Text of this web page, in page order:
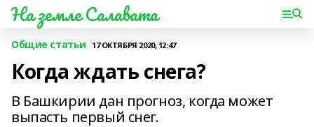
На земле Салавата
Общие статьи 17 ОКТЯБРЯ 2020, 12:47
Когда ждать снега?
В Башкирии дан прогноз, когда может
выпасть первый снег.